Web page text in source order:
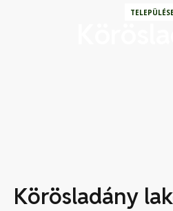
Körösladány